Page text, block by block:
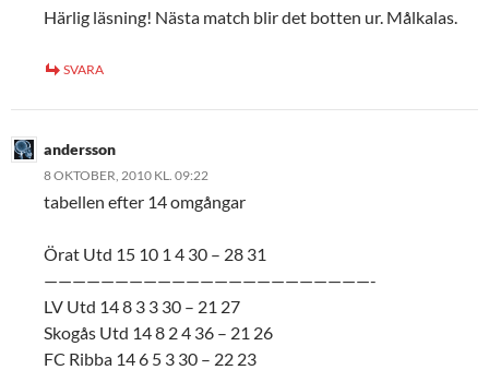
Härlig läsning! Nästa match blir det botten ur. Målkalas.
SVARA
andersson
8 OKTOBER, 2010 KL. 09:22
tabellen efter 14 omgångar
Örat Utd 15 10 1 4 30 – 28 31
———————————————————————-
LV Utd 14 8 3 3 30 – 21 27
Skogås Utd 14 8 2 4 36 – 21 26
FC Ribba 14 6 5 3 30 – 22 23